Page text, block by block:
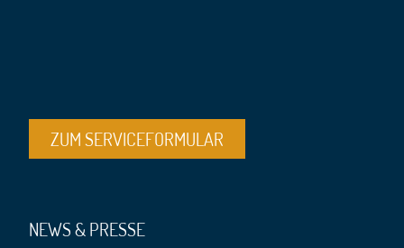
ZUM SERVICEFORMULAR
NEWS & PRESSE